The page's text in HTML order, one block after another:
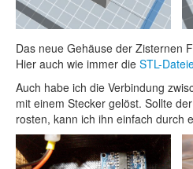
Das neue Gehäuse der Zisternen
Hier auch wie immer die STL-
Auch habe ich die Verbindung
mit einem Stecker gelöst. Sollte
rosten, kann ich ihn einfach durch